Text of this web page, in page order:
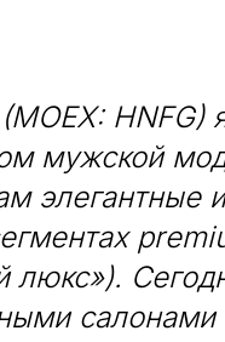
HNFG)
мужской
элегантные